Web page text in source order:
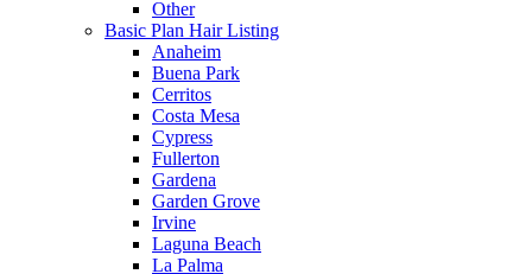
Other
Basic Plan Hair Listing
Anaheim
Buena Park
Cerritos
Costa Mesa
Cypress
Fullerton
Gardena
Garden Grove
Irvine
Laguna Beach
La Palma